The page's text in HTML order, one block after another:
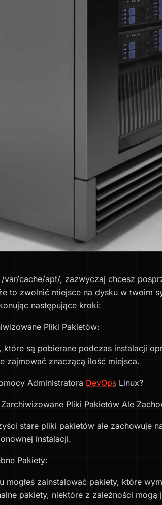
cache/apt/, zazwyczaj chcesz
to zwolnić miejsce na dysku w twoim
następujące kroki:
Pliki Pakietów:
które są pobierane podczas instalacji
zajmować znaczącą ilość miejsca.
Administratora DevOps Linux?
Pliki Pakietów Ale
stare pliki pakietów ale zachowuje
instalacji.
Pakiety:
mogłeś zainstalować pakiety, które
pakiety, niektóre z zależności